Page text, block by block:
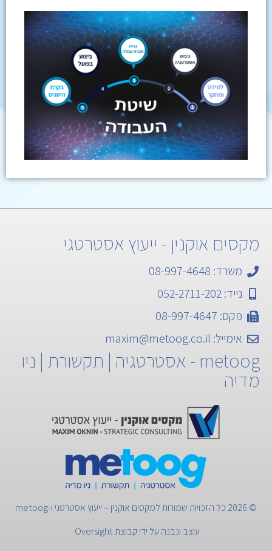
מקסים אוקנין - ייעוץ אסטרטגי
משרד: 08-997-4648
נייד: 052-2711-202
פקס: 08-997-4647
אימייל: maxim@metoog.co.il
metoog - אסטרטגיה | תקשורת | ניו
מדיה
© 2026 כל הזכויות שמורות למקסים אוקנין – ייעוץ אסטרטגי ו-metoog
עוצב ונבנה על ידיקבוצת Oversight